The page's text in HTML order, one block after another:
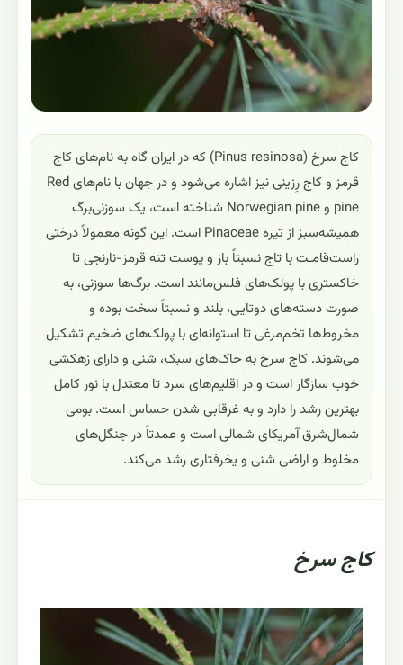
کاج سرخ (Pinus resinosa) که در ایران گاه به نام‌های کاج
قرمز و کاج رِزینی نیز اشاره می‌شود و در جهان با نام‌های Red
pine و Norwegian pine شناخته است، یک سوزنی‌برگ
همیشه‌سبز از تیره Pinaceae است. این گونه معمولاً درختی
راست‌قامـت با تاج نسبتاً باز و پوست تنه قرمز-نارنجی تا
خاکستری با پولک‌های فلس‌مانند است. برگ‌ها سوزنی، به
صورت دسته‌های دو‌تایی، بلند و نسبتاً سخت بوده و
مخروط‌ها تخم‌مرغی تا استوانه‌ای با پولک‌های ضخیم تشکیل
می‌شوند. کاج سرخ به خاک‌های سبک، شنی و دارای زهکشی
خوب سازگار است و در اقلیم‌های سرد تا معتدل با نور کامل
بهترین رشد را دارد و به غرقابی شدن حساس است. بومی
شمال‌شرق آمریکای شمالی است و عمدتاً در جنگل‌های
مخلوط و اراضی شنی و یخرفتاری رشد می‌کند.
کاج سرخ